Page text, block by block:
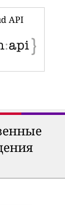
API